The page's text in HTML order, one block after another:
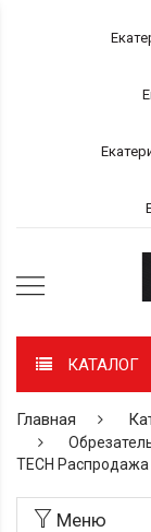
КАТАЛОГ
Главная
TECH Распродажа
Меню